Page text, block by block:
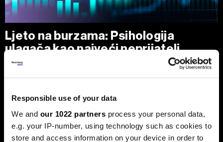
Responsible use of your data
We and our 1022 partners process your personal data,
e.g. your IP-number, using technology such as cookies to
store and access information on your device in order to
Ljeto na burzama: Psihologija
ulagača kao najveći neprijatelj
Povijesni podaci pokazuju da su lipanj i srpanj mjeseci s